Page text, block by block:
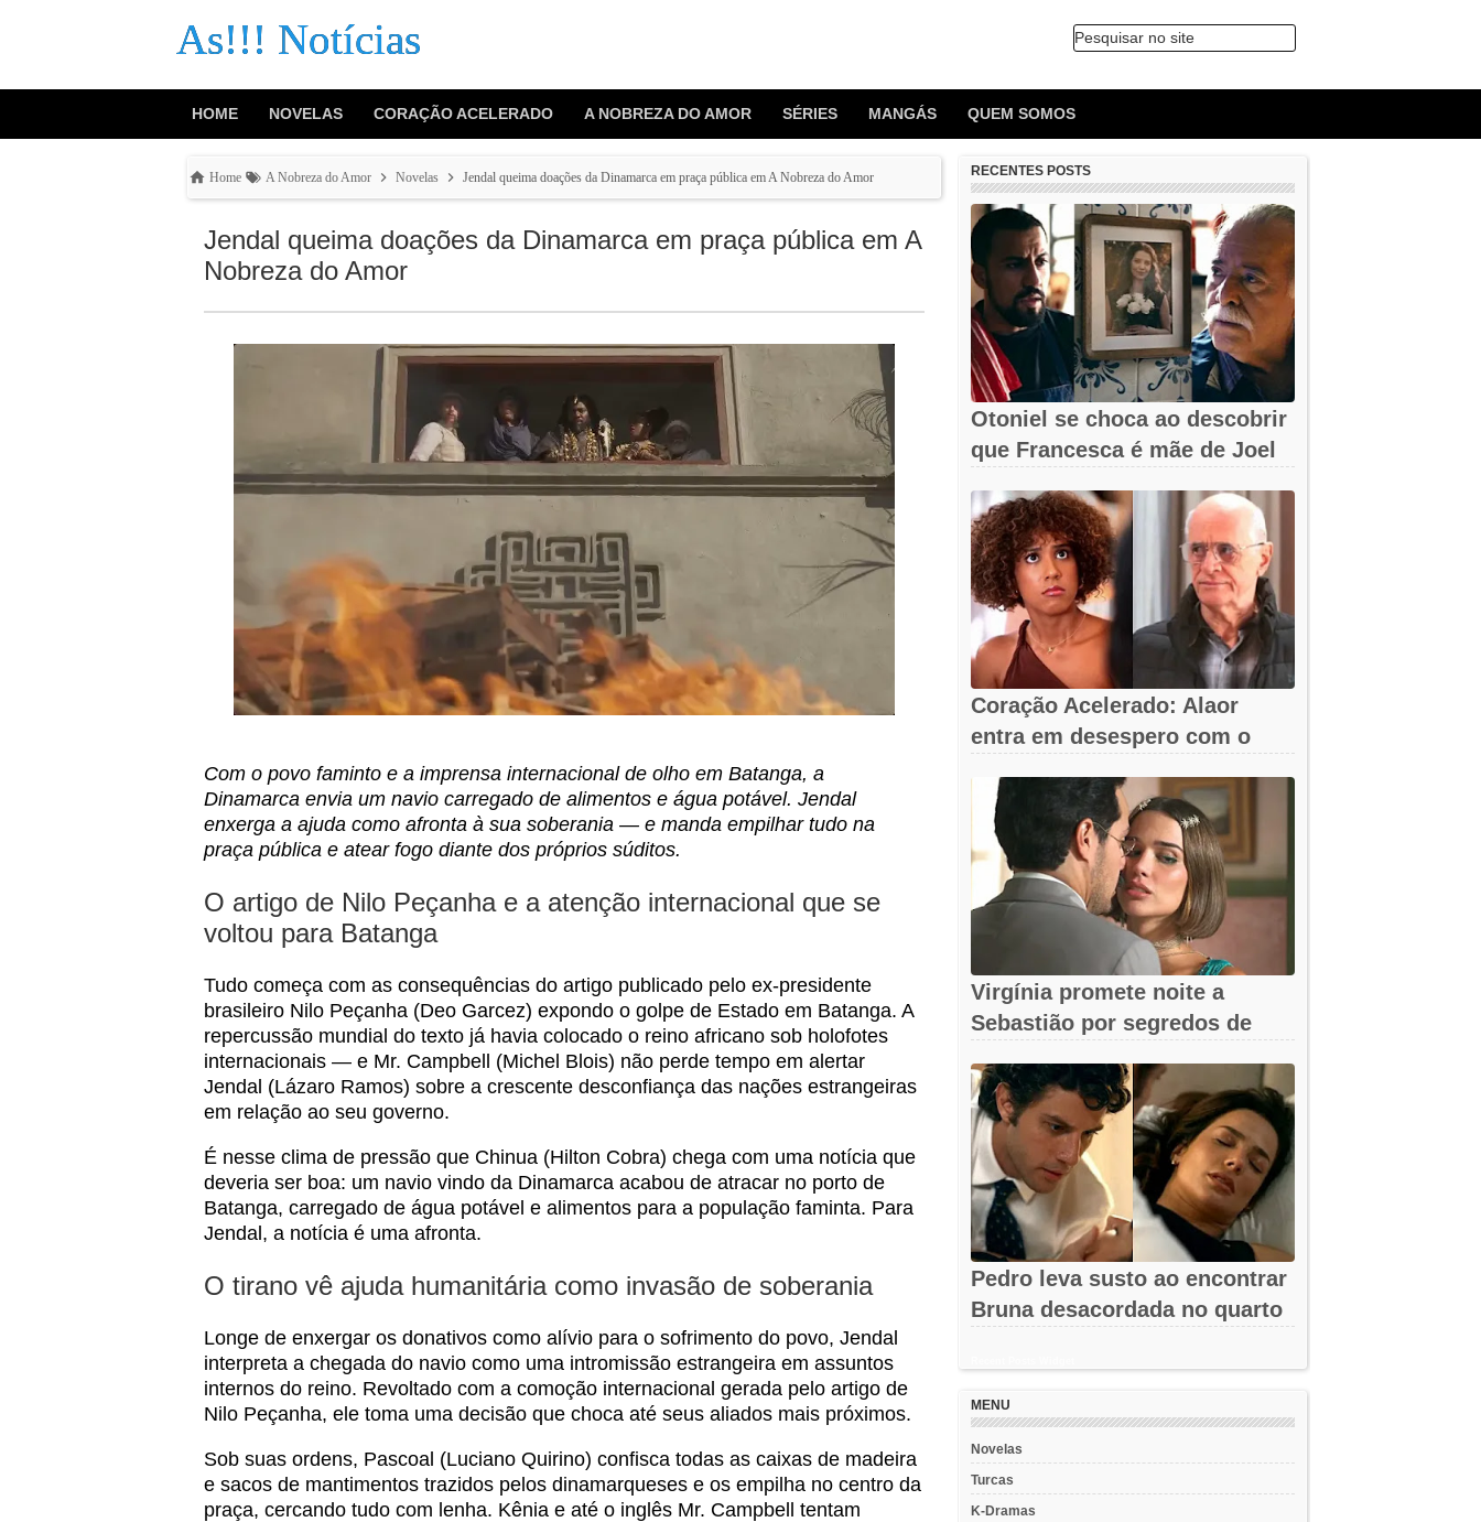
As!!! Notícias Pesquisar no site
HOME NOVELAS CORAÇÃO ACELERADO A NOBREZA DO AMOR SÉRIES MANGÁS QUEM SOMOS
Home A Nobreza do Amor Novelas Jendal queima doações da Dinamarca em praça pública em A Nobreza do Amor
Jendal queima doações da Dinamarca em praça pública em A
Nobreza do Amor
Com o povo faminto e a imprensa internacional de olho em Batanga, a
Dinamarca envia um navio carregado de alimentos e água potável. Jendal
enxerga a ajuda como afronta à sua soberania — e manda empilhar tudo na
praça pública e atear fogo diante dos próprios súditos.
O artigo de Nilo Peçanha e a atenção internacional que se
voltou para Batanga
Tudo começa com as consequências do artigo publicado pelo ex-presidente
brasileiro Nilo Peçanha (Deo Garcez) expondo o golpe de Estado em Batanga. A
repercussão mundial do texto já havia colocado o reino africano sob holofotes
internacionais — e Mr. Campbell (Michel Blois) não perde tempo em alertar
Jendal (Lázaro Ramos) sobre a crescente desconfiança das nações estrangeiras
em relação ao seu governo.
É nesse clima de pressão que Chinua (Hilton Cobra) chega com uma notícia que
deveria ser boa: um navio vindo da Dinamarca acabou de atracar no porto de
Batanga, carregado de água potável e alimentos para a população faminta. Para
Jendal, a notícia é uma afronta.
O tirano vê ajuda humanitária como invasão de soberania
Longe de enxergar os donativos como alívio para o sofrimento do povo, Jendal
interpreta a chegada do navio como uma intromissão estrangeira em assuntos
internos do reino. Revoltado com a comoção internacional gerada pelo artigo de
Nilo Peçanha, ele toma uma decisão que choca até seus aliados mais próximos.
Sob suas ordens, Pascoal (Luciano Quirino) confisca todas as caixas de madeira
e sacos de mantimentos trazidos pelos dinamarqueses e os empilha no centro da
praça, cercando tudo com lenha. Kênia e até o inglês Mr. Campbell tentam
RECENTES POSTS
Otoniel se choca ao descobrir
que Francesca é mãe de Joel
Coração Acelerado: Alaor
entra em desespero com o
Virgínia promete noite a
Sebastião por segredos de
Pedro leva susto ao encontrar
Bruna desacordada no quarto
MENU
Novelas
Turcas
K-Dramas